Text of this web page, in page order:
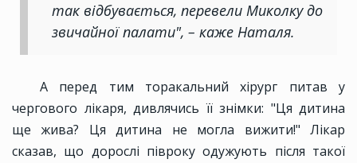
так відбувається, перевели Миколку до
звичайної палати", – каже Наталя.
А перед тим торакальний хірург питав у
чергового лікаря, дивлячись її знімки: "Ця дитина
ще жива? Ця дитина не могла вижити!" Лікар
сказав, що дорослі півроку одужують після такої